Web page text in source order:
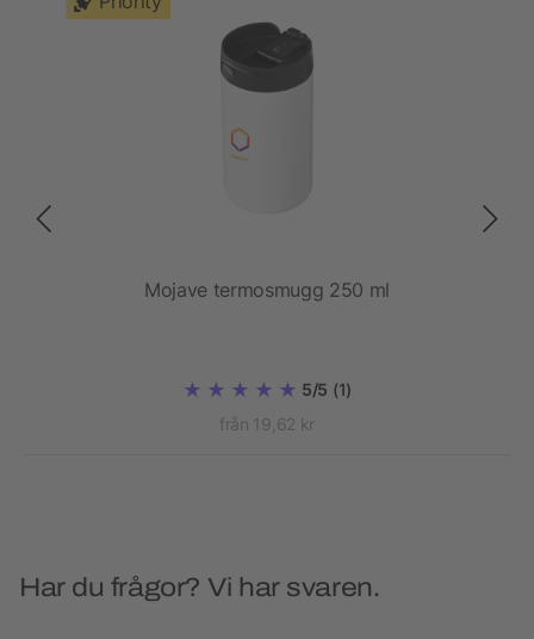
Mojave termosmugg 250 ml
5/5 (1)
från 19,62 kr
Har du frågor? Vi har svaren.